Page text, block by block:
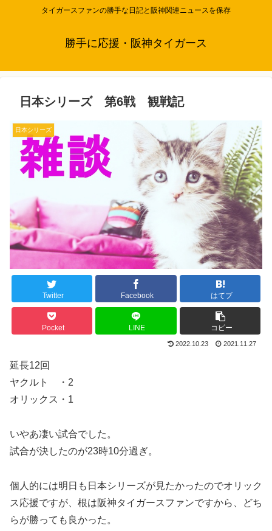
タイガースファンの勝手な日記と阪神関連ニュースを保存
勝手に応援・阪神タイガース
日本シリーズ 第6戦 観戦記
日本シリーズ
Twitter Facebook はてブ
Pocket LINE コピー
2022.10.23 2021.11.27
延長12回
ヤクルト ・2
オリックス・1
いやあ凄い試合でした。
試合が決したのが23時10分過ぎ。
個人的には明日も日本シリーズが見たかったのでオリック
ス応援ですが、根は阪神タイガースファンですから、どち
らが勝っても良かった。